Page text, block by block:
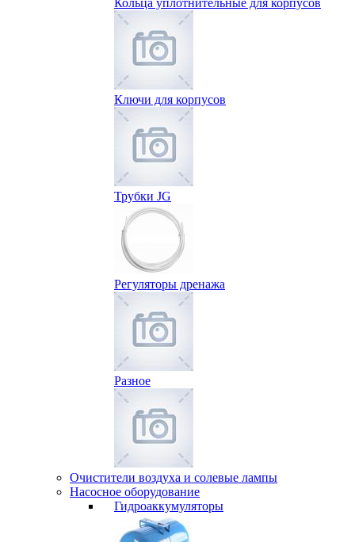
Кольца уплотнительные для корпусов
Ключи для корпусов
Трубки JG
Регуляторы дренажа
Разное
Очистители воздуха и солевые лампы
Насосное оборудование
Гидро­аккумуляторы